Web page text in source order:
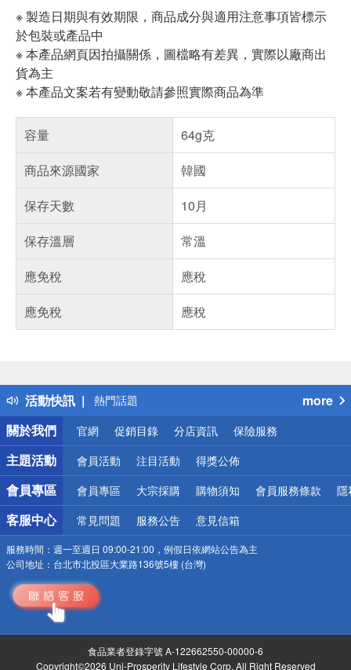
※ 製造日期與有效期限，商品成分與適用注意事項皆標示
於包裝或產品中
※ 本產品網頁因拍攝關係，圖檔略有差異，實際以廠商出
貨為主
※ 本產品文案若有變動敬請參照實際商品為準
容量
64g克
商品來源國家
韓國
保存天數
10月
保存溫層
常溫
應免稅
應稅
應免稅
應稅
活動快訊
得獎公告
熱門話題
銀行優惠
偏遠地區配送
詐騙網頁！請小心！
more
關於我們
官網 促銷目錄 分店資訊 保險服務
主題活動 會員活動 注目活動 得獎公佈
會員專區 會員專區 大宗採購 購物須知 會員服務條款 隱
客服中心 常見問題 服務公告 意見信箱
服務時間： 週一至週日 09:00-21:00，例假日依網站公告為主
公司地址： 台北市北投區大業路136號5樓 (台灣)
食品業者登錄字號 A-122662550-00000-6
Copyright©2026 Uni-Prosperity Lifestyle Corp. All Right Reserved